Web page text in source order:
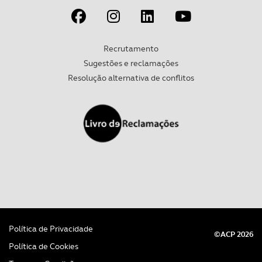
parceiros e organizações na UE e em países terceiros.
dados pessoais serão realizadas apenas com o seu
consentimento e quando tal se afigure estritamente
necessário no contexto dos serviços a prestar.
Realçamos que o bloqueio de certo tipo de Cookies e
tecnologias similares pode ter impacto na sua
experiência de navegação no Website e nos serviços
Recrutamento
Sugestões e reclamações
Resolução alternativa de conflitos
Política de Privacidade
Política de Cookies
©ACP 2026